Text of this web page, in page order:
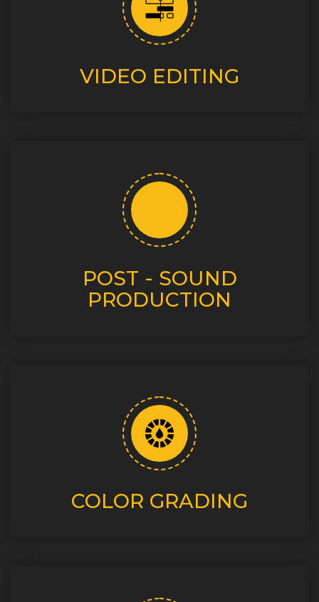
VIDEO EDITING
POST - SOUND
PRODUCTION
COLOR GRADING